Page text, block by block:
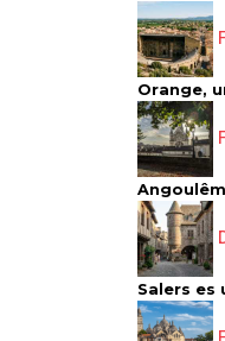
Orange,
Salers es